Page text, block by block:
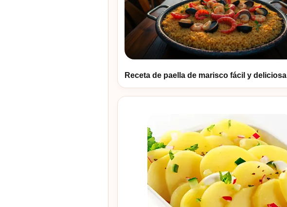
Receta de paella de marisco fácil y deliciosa